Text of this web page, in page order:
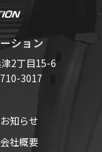
ション
2丁目15-6
3017
お知らせ
会社概要